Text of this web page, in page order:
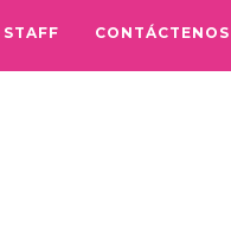
STAFF CONTÁCTENOS